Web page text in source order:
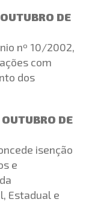
DE
nº 10/2002,
com
dos
DE
isenção
e
Estadual e